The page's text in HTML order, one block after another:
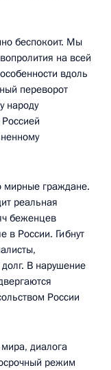
беспокоит. Мы
на всей
вдоль
переворот
народу
мирные граждане.
реальная
беженцев
в России. Гибнут
В нарушение
России
диалога
режим